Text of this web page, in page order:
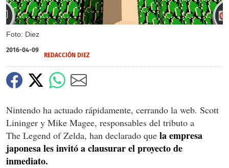
Foto: Diez
2016-04-09
REDACCIÓN DIEZ
Nintendo ha actuado rápidamente, cerrando la web. Scott
Lininger y Mike Magee, responsables del tributo a
The Legend of Zelda, han declarado que la empresa
japonesa les invitó a clausurar el proyecto de
inmediato.